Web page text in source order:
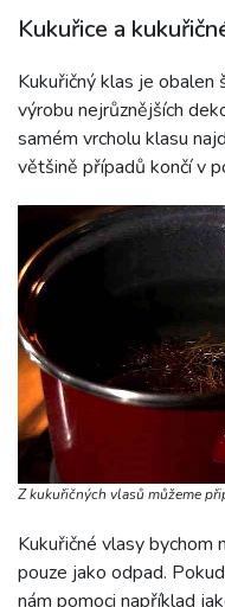
Kukuřice a
Kukuřičný klas je obalen
výrobu nejrůznějších
samém vrcholu klasu
většině případů končí v
Z kukuřičných vlasů můžeme
Kukuřičné vlasy bychom
pouze jako odpad.
nám pomoci například